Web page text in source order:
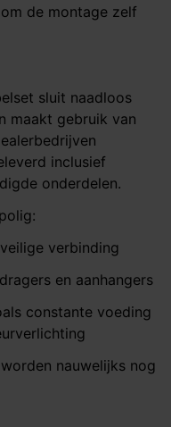
de montage zelf
sluit naadloos
maakt gebruik van
inclusief
onderdelen.
verbinding
en aanhangers
constante voeding
nauwelijks nog